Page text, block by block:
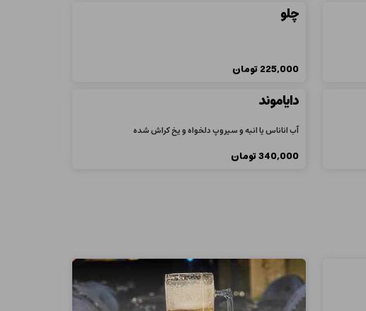
چلو
225,000تومان
دایاموند
آب اناناس یا انبه و سیرو‌پ دلخواه و یخ کراش شده
340,000تومان